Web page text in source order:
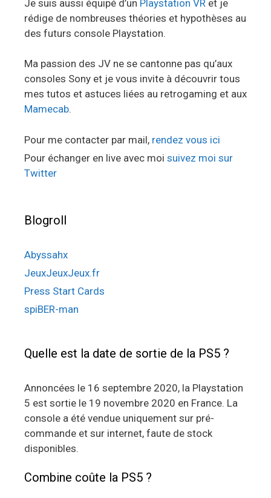
Je suis aussi équipé d’un Playstation VR et je
rédige de nombreuses théories et hypothèses au
des futurs console Playstation.
Ma passion des JV ne se cantonne pas qu’aux
consoles Sony et je vous invite à découvrir tous
mes tutos et astuces liées au retrogaming et aux
Mamecab.
Pour me contacter par mail, rendez vous ici
Pour échanger en live avec moi suivez moi sur
Twitter
Blogroll
Abyssahx
JeuxJeuxJeux.fr
Press Start Cards
spiBER-man
Quelle est la date de sortie de la PS5 ?
Annoncées le 16 septembre 2020, la Playstation
5 est sortie le 19 novembre 2020 en France. La
console a été vendue uniquement sur pré-
commande et sur internet, faute de stock
disponibles.
Combine coûte la PS5 ?